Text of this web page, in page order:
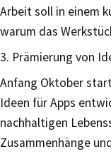
Arbeit soll in einem
warum das
3. Prämierung von
Anfang Oktober
Ideen für Apps
nachhaltigen
Zusammenhänge